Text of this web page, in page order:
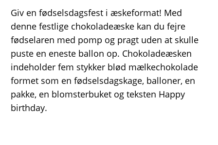
Giv en fødselsdagsfest i æskeformat! Med
denne festlige chokoladeæske kan du fejre
fødselaren med pomp og pragt uden at skulle
puste en eneste ballon op. Chokoladeæsken
indeholder fem stykker blød mælkechokolade
formet som en fødselsdagskage, balloner, en
pakke, en blomsterbuket og teksten Happy
birthday.